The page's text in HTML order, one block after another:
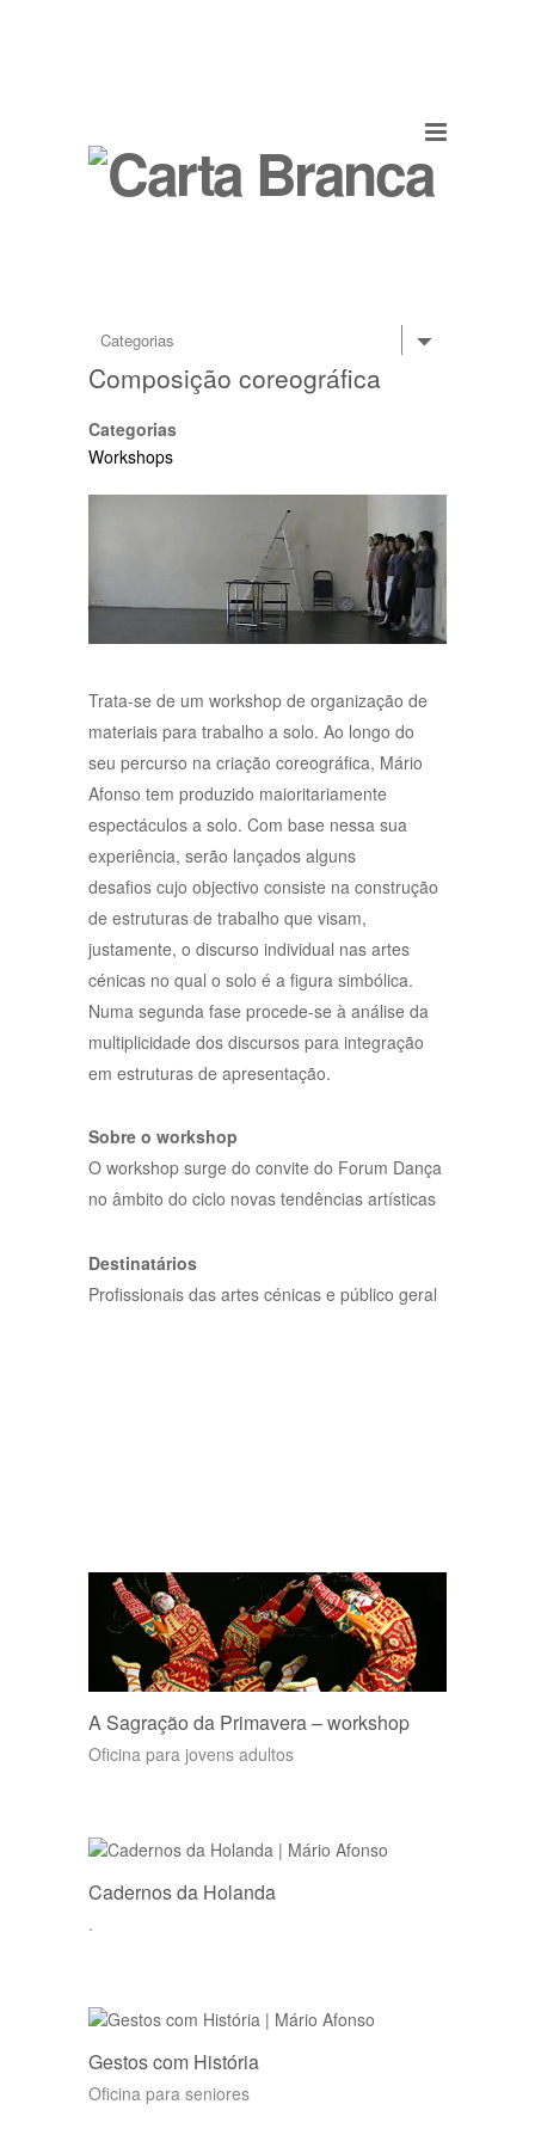
Composição coreográfica
Categorias
Workshops
Trata-se de um workshop de organização de
materiais para trabalho a solo. Ao longo do
seu percurso na criação coreográfica, Mário
Afonso tem produzido maioritariamente
espectáculos a solo. Com base nessa sua
experiência, serão lançados alguns
desafios cujo objectivo consiste na construção
de estruturas de trabalho que visam,
justamente, o discurso individual nas artes
cénicas no qual o solo é a figura simbólica.
Numa segunda fase procede-se à análise da
multiplicidade dos discursos para integração
em estruturas de apresentação.
Sobre o workshop
O workshop surge do convite do Forum Dança
no âmbito do ciclo novas tendências artísticas
Destinatários
Profissionais das artes cénicas e público geral
A Sagração da Primavera – workshop
Oficina para jovens adultos
Cadernos da Holanda
.
Gestos com História
Oficina para seniores